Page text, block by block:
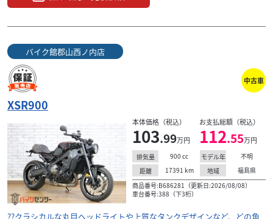
GSX-R1000R ABS
本体価格:203.99万円
??ライディングモード、トラクションコントロール、
クイックシフターなど先進の電子制御を搭載しライ
ダーの技量や走行シーンに合わせた幅広い楽しみ方が
可能です！...
バイク館郡山西ノ内店
中古車
XSR900
本体価格（税込）
103.99万円
お支払総額（税込）
112.55万円
排気量 900 cc モデル年
不明
距離
17391 km 地域
福島県
商品番号:B686281（更新日:2026/08/08）
車台番号:388（下3桁）
??クラシカルな丸目ヘッドライトや上質なタンクデザインなど、どの角